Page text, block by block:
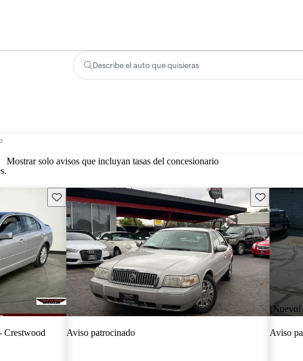
Describe el auto que quisieras
Mostrar solo avisos que incluyan tasas del concesionario
Guarda este Aviso
Crestwood
Guarda este
Aviso patrocinado
¡Nuevo!
Aviso